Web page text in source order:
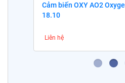
Cảm biến OXY AO2
18.10
Liên hệ